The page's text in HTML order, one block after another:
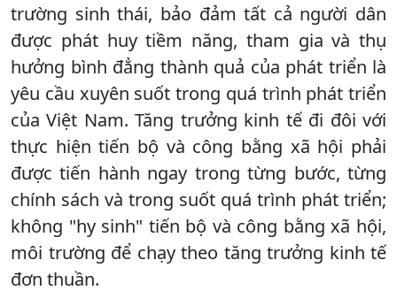
trường sinh thái, bảo đảm tất cả người dân
được phát huy tiềm năng, tham gia và thụ
hưởng bình đẳng thành quả của phát triển là
yêu cầu xuyên suốt trong quá trình phát triển
của Việt Nam. Tăng trưởng kinh tế đi đôi với
thực hiện tiến bộ và công bằng xã hội phải
được tiến hành ngay trong từng bước, từng
chính sách và trong suốt quá trình phát triển;
không "hy sinh" tiến bộ và công bằng xã hội,
môi trường để chạy theo tăng trưởng kinh tế
đơn thuần.